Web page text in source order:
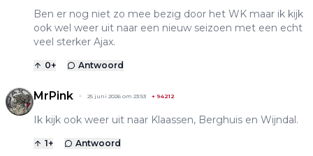
Ben er nog niet zo mee bezig door het WK maar ik kijk
ook wel weer uit naar een nieuw seizoen met een echt
veel sterker Ajax.
0+ Antwoord
MrPink 25 juni 2026 om 23:53 + 94212
Ik kijk ook weer uit naar Klaassen, Berghuis en Wijndal.
1+ Antwoord